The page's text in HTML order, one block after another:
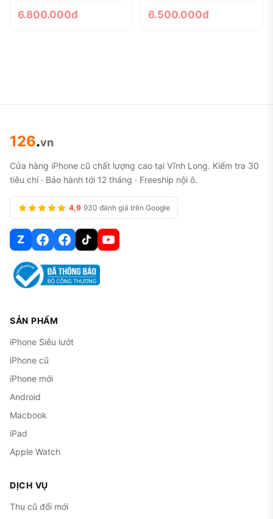
6.800.000đ 6.500.000đ
126.vn
Cửa hàng iPhone cũ chất lượng cao tại Vĩnh Long. Kiểm tra 30
tiêu chí · Bảo hành tới 12 tháng · Freeship nội ô.
4,9 930 đánh giá trên Google
Z
SẢN PHẨM
iPhone Siêu lướt
iPhone cũ
iPhone mới
Android
Macbook
iPad
Apple Watch
DỊCH VỤ
Thu cũ đổi mới